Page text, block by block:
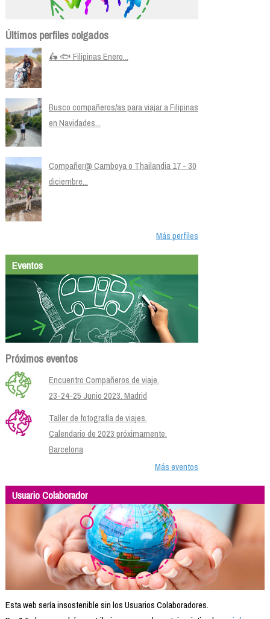
Últimos perfiles colgados
🛵 🐟 Filipinas Enero...
Busco compañeros/as para viajar a Filipinas
en Navidades...
Compañer@ Camboya o Thailandia 17 - 30
diciembre...
Más perfiles
Eventos
Próximos eventos
Encuentro Compañeros de viaje.
23-24-25 Junio 2023. Madrid
Taller de fotografía de viajes.
Calendario de 2023 próximamente.
Barcelona
Más eventos
Usuario Colaborador
Esta web sería insostenible sin los Usuarios Colaboradores.